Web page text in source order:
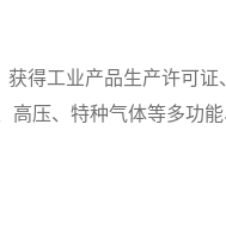
得工业产品生产许可
压、特种气体等多功